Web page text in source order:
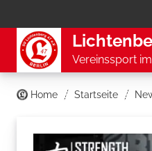
Vereinssport
Home Startseite